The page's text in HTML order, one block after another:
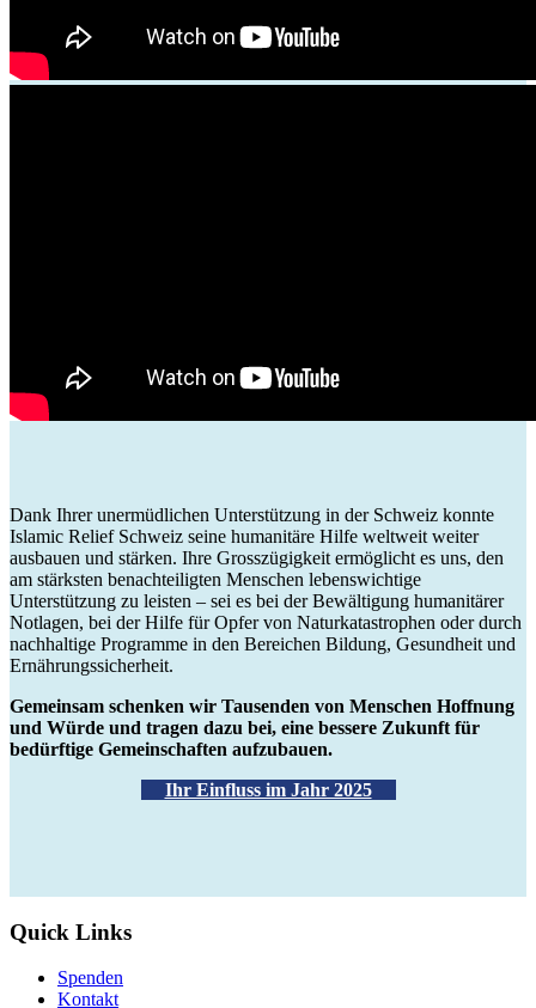
Dank Ihrer unermüdlichen Unterstützung in der Schweiz konnte
Islamic Relief Schweiz seine humanitäre Hilfe weltweit weiter
ausbauen und stärken. Ihre Grosszügigkeit ermöglicht es uns, den
am stärksten benachteiligten Menschen lebenswichtige
Unterstützung zu leisten – sei es bei der Bewältigung humanitärer
Notlagen, bei der Hilfe für Opfer von Naturkatastrophen oder durch
nachhaltige Programme in den Bereichen Bildung, Gesundheit und
Ernährungssicherheit.
Gemeinsam schenken wir Tausenden von Menschen Hoffnung
und Würde und tragen dazu bei, eine bessere Zukunft für
bedürftige Gemeinschaften aufzubauen.
Ihr Einfluss im Jahr 2025
Quick Links
Spenden
Kontakt